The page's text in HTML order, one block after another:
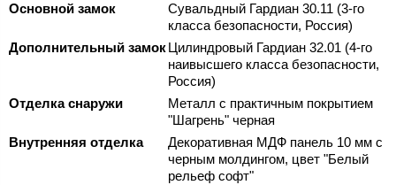
Основной замок
Сувальдный Гардиан 30.11 (3-го
класса безопасности, Россия)
Дополнительный замокЦилиндровый Гардиан 32.01 (4-го
наивысшего класса безопасности,
Россия)
Отделка снаружи
Металл с практичным покрытием
"Шагрень" черная
Внутренняя отделка
Декоративная МДФ панель 10 мм с
черным молдингом, цвет "Белый
рельеф софт"